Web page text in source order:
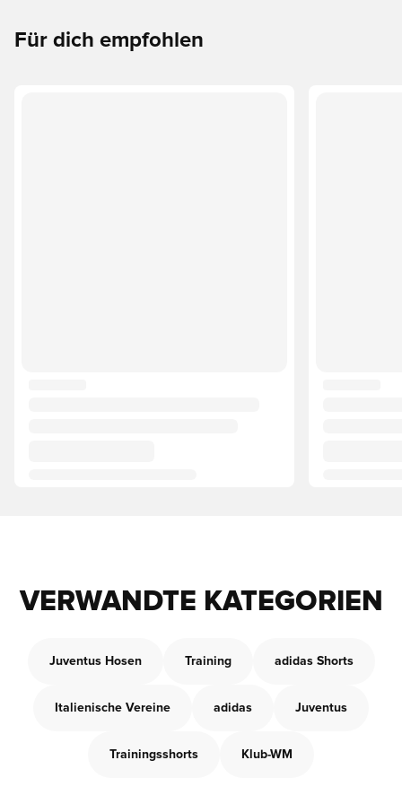
Für dich empfohlen
VERWANDTE KATEGORIEN
Juventus Hosen Training adidas Shorts
Italienische Vereine adidas Juventus
Trainingsshorts Klub-WM